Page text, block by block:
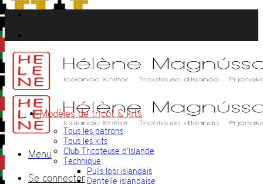
Passer
au
contenu
Menu
Se connecter
Modèles de tricot & kits
Tous les patrons
Tous les kits
Club Tricoteuse d’Islande
Technique
Pulls lopi islandais
Dentelle islandaise